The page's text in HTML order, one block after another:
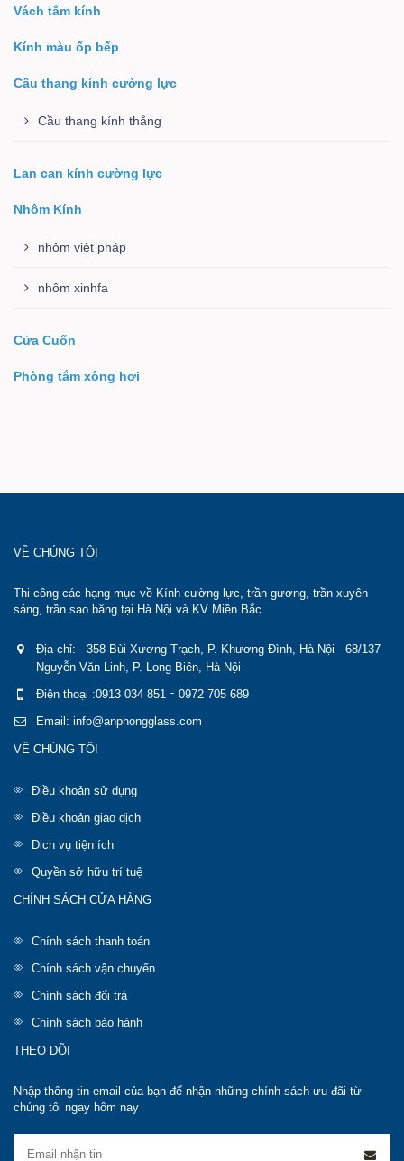
Vách tắm kính
Kính màu ốp bếp
Cầu thang kính cường lực
Cầu thang kính thẳng
Lan can kính cường lực
Nhôm Kính
nhôm việt pháp
nhôm xinhfa
Cửa Cuốn
Phòng tắm xông hơi
VỀ CHÚNG TÔI
Thi công các hạng mục về Kính cường lực, trần gương, trần xuyên
sáng, trần sao băng tại Hà Nội và KV Miền Bắc
Địa chỉ: - 358 Bùi Xương Trạch, P. Khương Đình, Hà Nội - 68/137
Nguyễn Văn Linh, P. Long Biên, Hà Nội
Điện thoại :0913 034 851 - 0972 705 689
Email: info@anphongglass.com
VỀ CHÚNG TÔI
Điều khoản sử dụng
Điều khoản giao dịch
Dịch vụ tiện ích
Quyền sở hữu trí tuệ
CHÍNH SÁCH CỬA HÀNG
Chính sách thanh toán
Chính sách vận chuyển
Chính sách đổi trả
Chính sách bảo hành
THEO DÕI
Nhập thông tin email của bạn để nhận những chính sách ưu đãi từ
chúng tôi ngay hôm nay